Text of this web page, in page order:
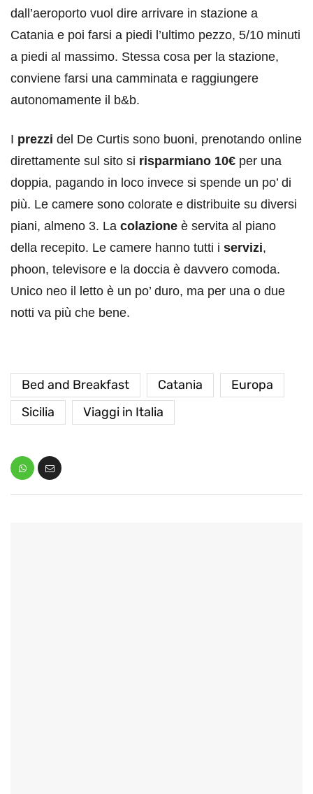
dall’aeroporto vuol dire arrivare in stazione a
Catania e poi farsi a piedi l’ultimo pezzo, 5/10 minuti
a piedi al massimo. Stessa cosa per la stazione,
conviene farsi una camminata e raggiungere
autonomamente il b&b.
I prezzi del De Curtis sono buoni, prenotando online
direttamente sul sito si risparmiano 10€ per una
doppia, pagando in loco invece si spende un po’ di
più. Le camere sono colorate e distribuite su diversi
piani, almeno 3. La colazione è servita al piano
della recepito. Le camere hanno tutti i servizi,
phoon, televisore e la doccia è davvero comoda.
Unico neo il letto è un po’ duro, ma per una o due
notti va più che bene.
Bed and Breakfast Catania
Europa
Sicilia
Viaggi in Italia